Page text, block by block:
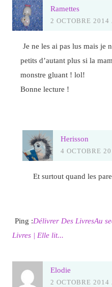
Ramettes
2 OCTOBRE
Je ne les ai pas lus mais je
petits d’autant plus si la
monstre gluant ! lol!
Bonne lecture !
Herisson
4 OCTOBRE
Et surtout quand les
Ping :Délivrer Des LivresAu
Livres | Elle lit...
Elodie
2 OCTOBRE